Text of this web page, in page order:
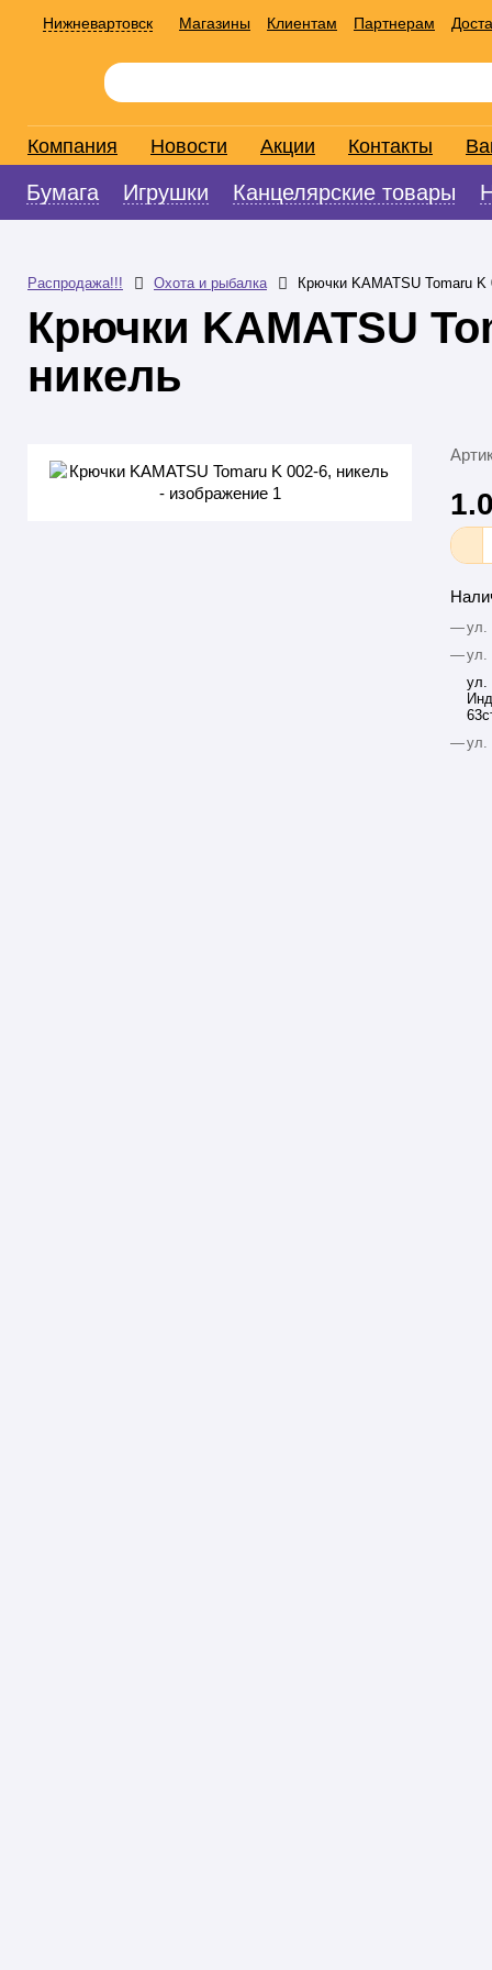
Нижневартовск Магазины Клиентам Партнерам
Компания Новости Акции Контакты
Бумага Игрушки Канцелярские товары
Распродажа!!! Охота и рыбалка Крючки KAMATSU Tomaru K
Крючки KAMATSU
никель
—ул.
—ул.
ул.
—ул.